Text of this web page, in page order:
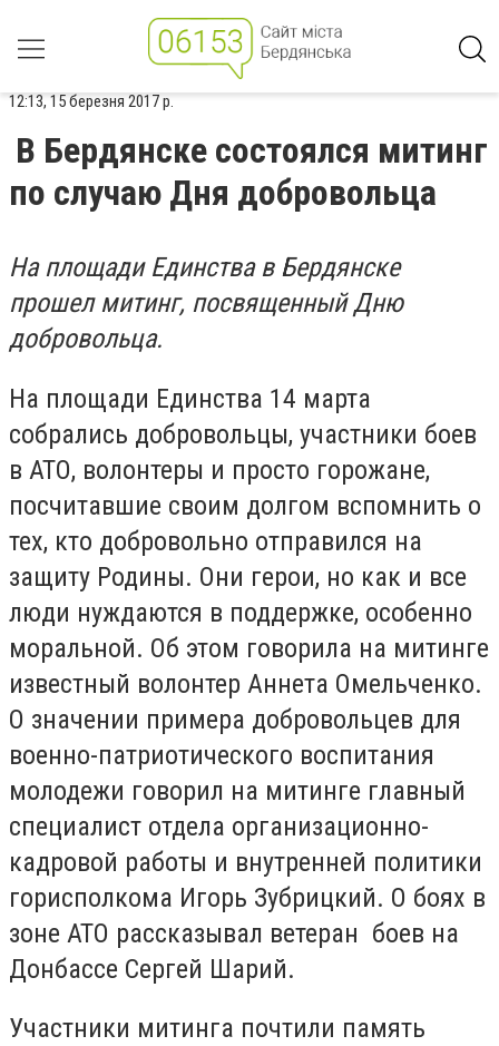
12:13, 15 березня 2017 р.
В Бердянске состоялся митинг
по случаю Дня добровольца
На площади Единства в Бердянске
прошел митинг, посвященный Дню
добровольца.
На площади Единства 14 марта
собрались добровольцы, участники боев
в АТО, волонтеры и просто горожане,
посчитавшие своим долгом вспомнить о
тех, кто добровольно отправился на
защиту Родины. Они герои, но как и все
люди нуждаются в поддержке, особенно
моральной. Об этом говорила на митинге
известный волонтер Аннета Омельченко.
О значении примера добровольцев для
военно-патриотического воспитания
молодежи говорил на митинге главный
специалист отдела организационно-
кадровой работы и внутренней политики
горисполкома Игорь Зубрицкий. О боях в
зоне АТО рассказывал ветеран боев на
Донбассе Сергей Шарий.
Участники митинга почтили память